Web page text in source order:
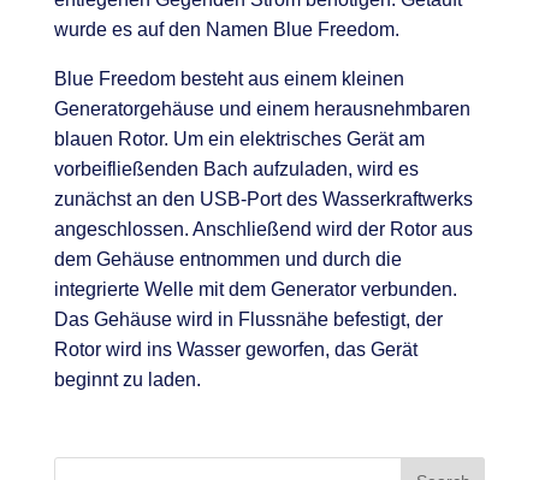
wurde es auf den Namen Blue Freedom.
Blue Freedom besteht aus einem kleinen
Generatorgehäuse und einem herausnehmbaren
blauen Rotor. Um ein elektrisches Gerät am
vorbeifließenden Bach aufzuladen, wird es
zunächst an den USB-Port des Wasserkraftwerks
angeschlossen. Anschließend wird der Rotor aus
dem Gehäuse entnommen und durch die
integrierte Welle mit dem Generator verbunden.
Das Gehäuse wird in Flussnähe befestigt, der
Rotor wird ins Wasser geworfen, das Gerät
beginnt zu laden.